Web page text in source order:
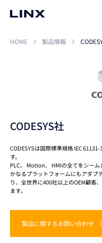
新卒採用
HOME 製品情報
CODESYS社
CODESYSは国際標準規格 IEC
す。
PLC、 Motion、 HMIの全てをシー
かなるプラットフォームにもアダプ
り、全世界に400社以上のOEM顧客
ます。
製品に関するお問い合わせ